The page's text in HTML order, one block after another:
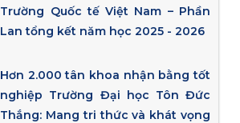
Trường Quốc tế Việt Nam – Phần
Lan tổng kết năm học 2025 - 2026
Hơn 2.000 tân khoa nhận bằng tốt
nghiệp Trường Đại học Tôn Đức
Thắng: Mang tri thức và khát vọng